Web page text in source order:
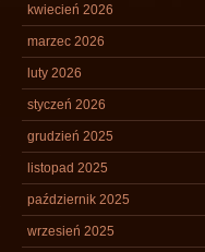
kwiecień 2026
marzec 2026
luty 2026
styczeń 2026
grudzień 2025
listopad 2025
październik 2025
wrzesień 2025